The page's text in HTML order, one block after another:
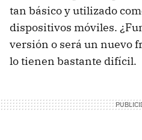
tan básico y utilizado
dispositivos móviles.
versión o será un nuevo
lo tienen bastante difícil.